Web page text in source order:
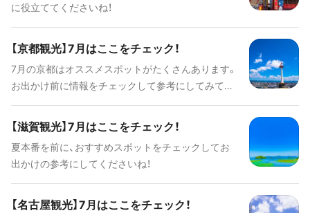
に役立ててくださいね！
【京都観光】7月はここをチェック！
7月の京都はオススメスポットがたくさんあります。
お出かけ前に情報をチェックして参考にしてみてく
【滋賀観光】7月はここをチェック！
夏本番を前に、おすすめスポットをチェックしてお
出かけの参考にしてくださいね！
【名古屋観光】7月はここをチェック！